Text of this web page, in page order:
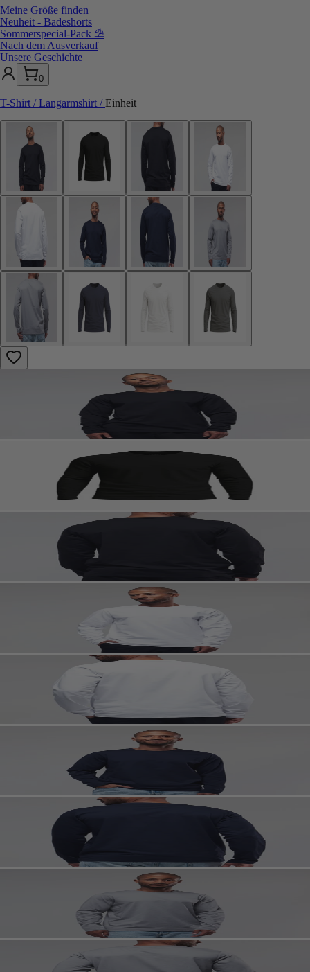
Meine Größe finden
Neuheit - Badeshorts
Sommerspecial-Pack ⛱️
Nach dem Ausverkauf
Unsere Geschichte
0
T-Shirt / Langarmshirt /Einheit